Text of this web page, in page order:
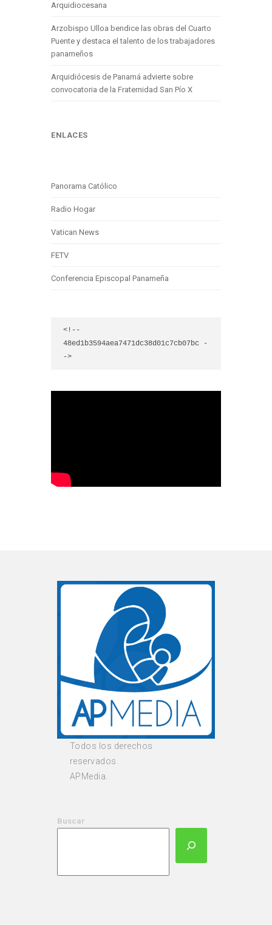
Arquidiocesana
Arzobispo Ulloa bendice las obras del Cuarto
Puente y destaca el talento de los trabajadores
panameños
Arquidiócesis de Panamá advierte sobre
convocatoria de la Fraternidad San Pío X
ENLACES
Panorama Católico
Radio Hogar
Vatican News
FETV
Conferencia Episcopal Panameña
<!--
48ed1b3594aea7471dc38d01c7cb07bc -
->
Todos los derechos
reservados.
APMedia.
Buscar